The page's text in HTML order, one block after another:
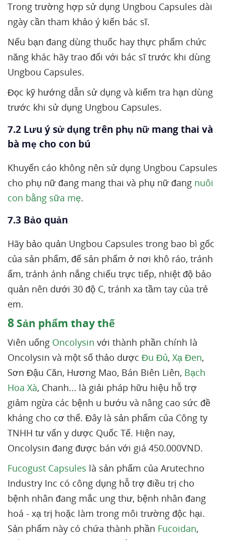
Trong trường hợp sử dụng Ungbou Capsules dài
ngày cần tham khảo ý kiến bác sĩ.
Nếu bạn đang dùng thuốc hay thực phẩm chức
năng khác hãy trao đổi với bác sĩ trước khi dùng
Ungbou Capsules.
Đọc kỹ hướng dẫn sử dụng và kiểm tra hạn dùng
trước khi sử dụng Ungbou Capsules.
7.2 Lưu ý sử dụng trên phụ nữ mang thai và
bà mẹ cho con bú
Khuyến cáo không nên sử dụng Ungbou Capsules
cho phụ nữ đang mang thai và phụ nữ đang nuôi
con bằng sữa mẹ.
7.3 Bảo quản
Hãy bảo quản Ungbou Capsules trong bao bì gốc
của sản phẩm, để sản phẩm ở nơi khô ráo, tránh
ẩm, tránh ánh nắng chiếu trực tiếp, nhiệt độ bảo
quản nên dưới 30 độ C, tránh xa tầm tay của trẻ
em.
8 Sản phẩm thay thế
Viên uống Oncolysin với thành phần chính là
Oncolysin và một số thảo dược Đu Đủ, Xạ Đen,
Sơn Đậu Căn, Hương Mao, Bán Biên Liên, Bạch
Hoa Xà, Chanh... là giải pháp hữu hiệu hỗ trợ
giảm ngừa các bệnh u bướu và nâng cao sức đề
kháng cho cơ thể. Đây là sản phẩm của Công ty
TNHH tư vấn y dược Quốc Tế. Hiện nay,
Oncolysin đang được bán với giá 450.000VND.
Fucogust Capsules là sản phẩm của Arutechno
Industry Inc có công dụng hỗ trợ điều trị cho
bệnh nhân đang mắc ung thư, bệnh nhân đang
hoá - xạ trị hoặc làm trong môi trường độc hại.
Sản phẩm này có chứa thành phần Fucoidan,